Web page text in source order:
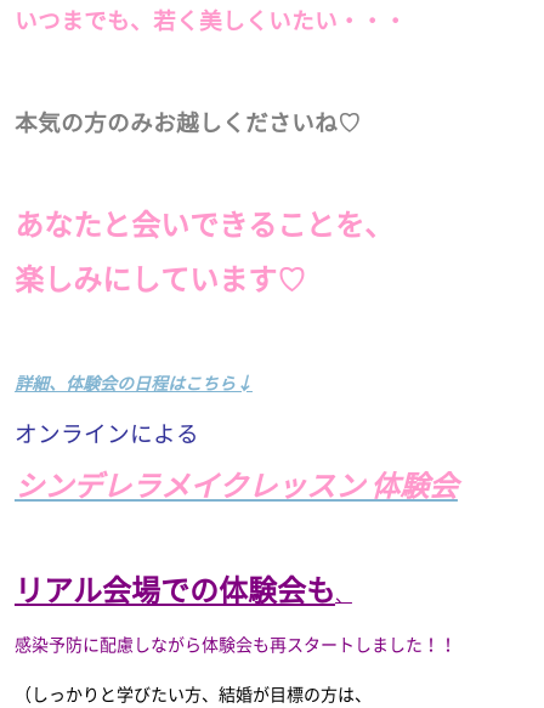
いつまでも、若く美しくいたい・・・
本気の方のみお越しくださいね♡
あなたと会いできることを、
楽しみにしています♡
詳細、体験会の日程はこちら↓
オンラインによる
シンデレラメイクレッスン 体験会
リアル会場での体験会も、
感染予防に配慮しながら体験会も再スタートしました！！
（しっかりと学びたい方、結婚が目標の方は、